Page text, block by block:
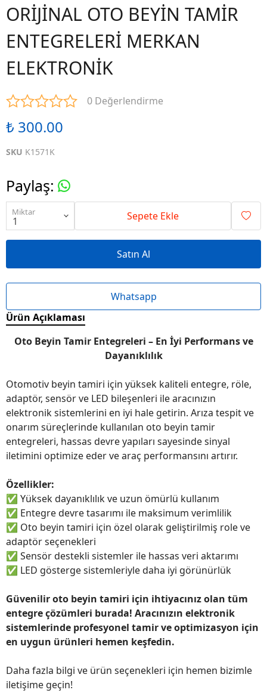
ORİJİNAL OTO BEYİN TAMİR
ENTEGRELERİ MERKAN
ELEKTRONİK
0 Değerlendirme
₺ 300.00
SKU K1571K
Paylaş:
Miktar Sepete Ekle
Satın Al
Whatsapp
Ürün Açıklaması
Oto Beyin Tamir Entegreleri – En İyi Performans ve
Dayanıklılık
Otomotiv beyin tamiri için yüksek kaliteli entegre, röle,
adaptör, sensör ve LED bileşenleri ile aracınızın
elektronik sistemlerini en iyi hale getirin. Arıza tespit ve
onarım süreçlerinde kullanılan oto beyin tamir
entegreleri, hassas devre yapıları sayesinde sinyal
iletimini optimize eder ve araç performansını artırır.
Özellikler:
✅ Yüksek dayanıklılık ve uzun ömürlü kullanım
✅ Entegre devre tasarımı ile maksimum verimlilik
✅ Oto beyin tamiri için özel olarak geliştirilmiş role ve
adaptör seçenekleri
✅ Sensör destekli sistemler ile hassas veri aktarımı
✅ LED gösterge sistemleriyle daha iyi görünürlük
Güvenilir oto beyin tamiri için ihtiyacınız olan tüm
entegre çözümleri burada! Aracınızın elektronik
sistemlerinde profesyonel tamir ve optimizasyon için
en uygun ürünleri hemen keşfedin.
Daha fazla bilgi ve ürün seçenekleri için hemen bizimle
iletişime geçin!